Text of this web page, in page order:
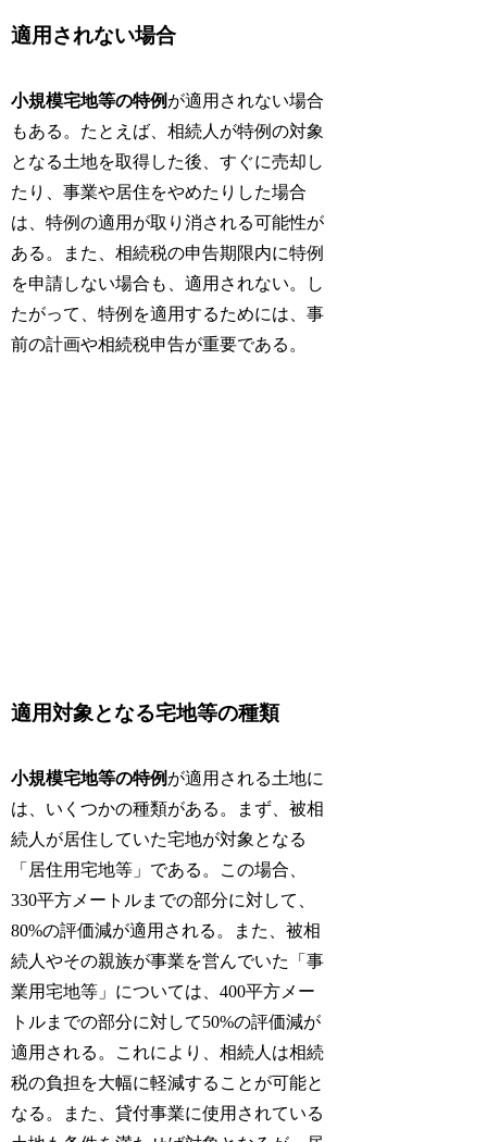
適用されない場合
小規模宅地等の特例 が適用されない場合
もある。たとえば、相続人が特例の対象
となる土地を取得した後、すぐに売却し
たり、事業や居住をやめたりした場合
は、特例の適用が取り消される可能性が
ある。また、相続税の申告期限内に特例
を申請しない場合も、適用されない。し
たがって、特例を適用するためには、事
前の計画や相続税申告が重要である。
適用対象となる宅地等の種類
小規模宅地等の特例 が適用される土地に
は、いくつかの種類がある。まず、被相
続人が居住していた宅地が対象となる
「居住用宅地等」である。この場合、
330平方メートルまでの部分に対して、
80%の評価減が適用される。また、被相
続人やその親族が事業を営んでいた「事
業用宅地等」については、400平方メー
トルまでの部分に対して50%の評価減が
適用される。これにより、相続人は相続
税の負担を大幅に軽減することが可能と
なる。また、貸付事業に使用されている